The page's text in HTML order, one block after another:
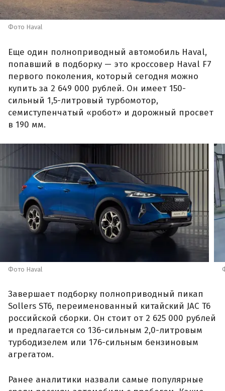
Фото Haval
Еще один полноприводный автомобиль Haval,
попавший в подборку — это кроссовер Haval F7
первого поколения, который сегодня можно
купить за 2 649 000 рублей. Он имеет 150-
сильный 1,5-литровый турбомотор,
семиступенчатый «робот» и дорожный просвет
в 190 мм.
Фото Haval
Завершает подборку полноприводный пикап
Sollers ST6, переименованный китайский JAC T6
российской сборки. Он стоит от 2 625 000 рублей
и предлагается со 136-сильным 2,0-литровым
турбодизелем или 176-сильным бензиновым
агрегатом.
Ранее аналитики назвали самые популярные